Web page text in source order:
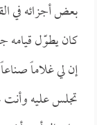
بعض أجزائه في
كان يطوّل قيامه
إن لي غلاماً
تجلس عليه وأنت